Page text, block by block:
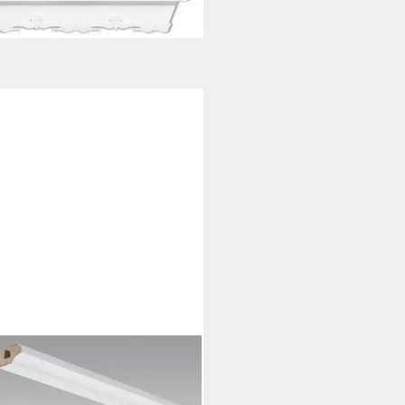
Wand- und
Weiß streichfähig 2222